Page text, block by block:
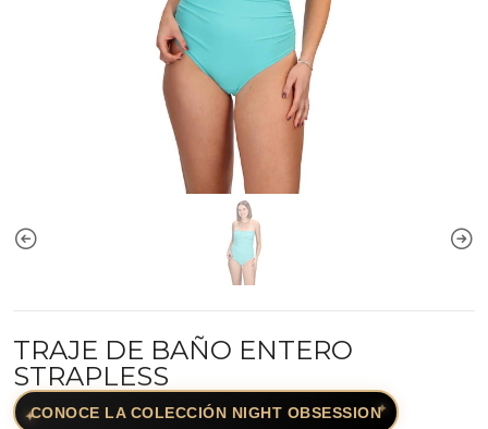
TRAJE DE BAÑO ENTERO
STRAPLESS
✦
✦CONOCE LA COLECCIÓN NIGHT OBSESSION